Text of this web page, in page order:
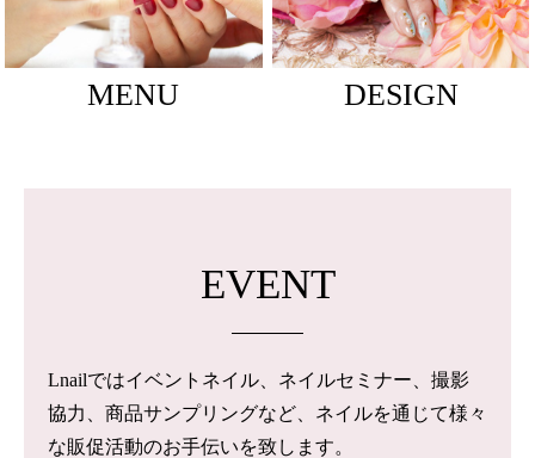
MENU DESIGN
EVENT
Lnailではイベントネイル、ネイルセミナー、撮影
協力、商品サンプリングなど、ネイルを通じて様々
な販促活動のお手伝いを致します。